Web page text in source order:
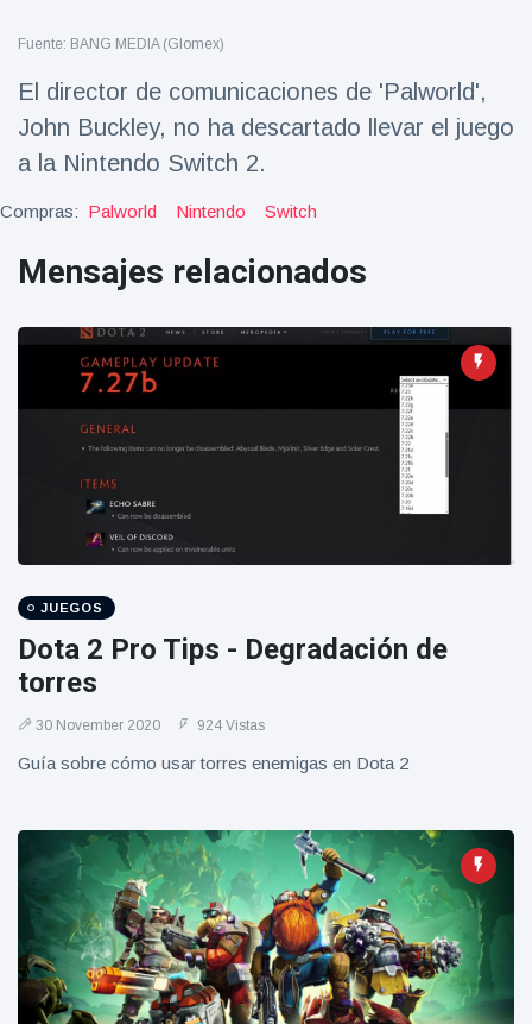
Últimas noticias
SKAI News
07/10/2025
7 October
9000 Vistas
Halloween -
31 de
octubre!
Vistas
feiert ihren
99.
Geburtstag
und tanzt
Band
8 May
Vistas
Fuente: BANG MEDIA (Glomex)
El director de comunicaciones de 'Palworld',
John Buckley, no ha descartado llevar el juego
a la Nintendo Switch 2.
Compras: Palworld Nintendo Switch
Mensajes relacionados
JUEGOS
Dota 2 Pro Tips - Degradación de
torres
30 November 2020 924 Vistas
Guía sobre cómo usar torres enemigas en Dota 2